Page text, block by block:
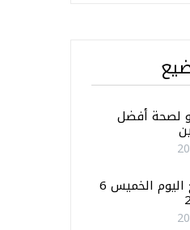
لصحة أفضل
توقعـات الأبراج اليوم الخميس 6